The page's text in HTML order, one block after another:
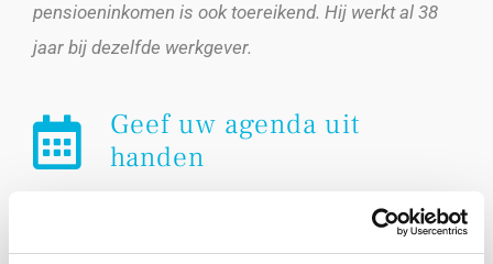
pensioeninkomen is ook toereikend. Hij werkt al 38
jaar bij dezelfde werkgever.
Geef uw agenda uit
handen
U heeft de mogelijkheid uw agenda in beheer te